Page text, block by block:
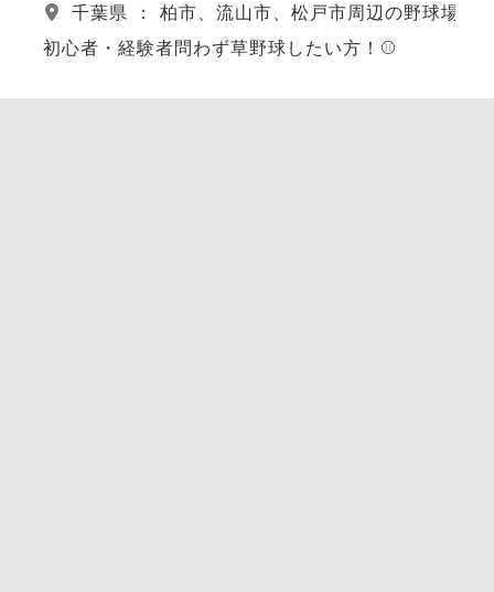
千葉県 ： 柏市、流山市、松戸市周辺の野球場
初心者・経験者問わず草野球したい方！⚾️